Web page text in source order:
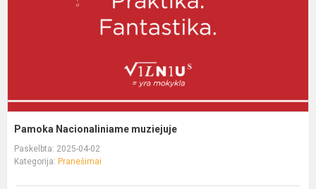
Pamoka Nacionaliniame muziejuje
Paskelbta: 2025-04-02
Kategorija: Pranešimai